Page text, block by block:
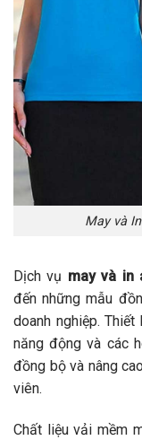
May và
Dịch vụ may và in
đến những mẫu
doanh nghiệp.
năng động và các
đồng bộ và nâng
viên.
Chất liệu vải mềm